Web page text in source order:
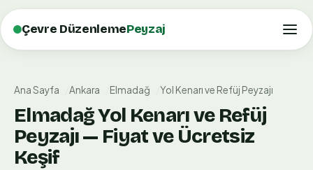
Çevre DüzenlemePeyzaj
Ana Sayfa Ankara Elmadağ Yol Kenarı ve Refüj Peyzajı
Elmadağ Yol Kenarı ve Refüj
Peyzajı — Fiyat ve Ücretsiz
Keşif